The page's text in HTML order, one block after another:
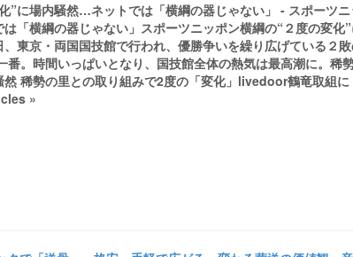
”に場内騒然…ネットでは「横綱の器じゃない」 - スポーツ
「横綱の器じゃない」スポーツニッポン横綱の“２度の変化
、東京・両国国技館で行われ、優勝争いを繰り広げている２
番。時間いっぱいとなり、国技館全体の熱気は最高潮に。稀
然 稀勢の里との取り組みで2度の「変化」livedoor鶴竜取組
»